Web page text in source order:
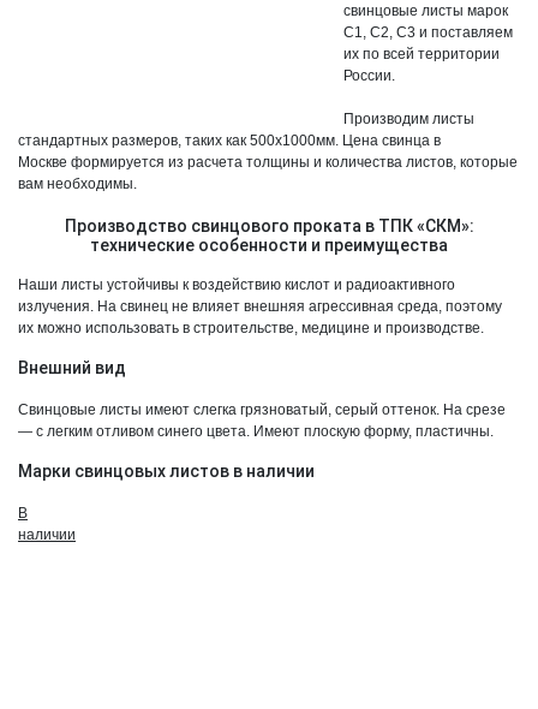
Затворы
Краны шаровые
Клапан обратный
Рулон оцинк. окрашенный RAL
Рулон оцинкованный
Рулон холоднокатаный
свинцовые листы марок
С1, С2, С3 и поставляем
их по всей территории
России.
Производим листы
стандартных размеров, таких как 500х1000мм. Цена свинца в
Москве формируется из расчета толщины и количества листов, которые
вам необходимы.
Производство свинцового проката в ТПК «СКМ»:
технические особенности и преимущества
Наши листы устойчивы к воздействию кислот и радиоактивного
излучения. На свинец не влияет внешняя агрессивная среда, поэтому
их можно использовать в строительстве, медицине и производстве.
Внешний вид
Свинцовые листы имеют слегка грязноватый, серый оттенок. На срезе
— с легким отливом синего цвета. Имеют плоскую форму, пластичны.
Марки свинцовых листов в наличии
В
наличии